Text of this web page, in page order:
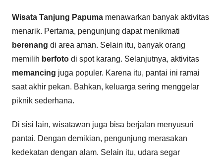
Wisata Tanjung Papuma menawarkan banyak aktivitas
menarik. Pertama, pengunjung dapat menikmati
berenang di area aman. Selain itu, banyak orang
memilih berfoto di spot karang. Selanjutnya, aktivitas
memancing juga populer. Karena itu, pantai ini ramai
saat akhir pekan. Bahkan, keluarga sering menggelar
piknik sederhana.
Di sisi lain, wisatawan juga bisa berjalan menyusuri
pantai. Dengan demikian, pengunjung merasakan
kedekatan dengan alam. Selain itu, udara segar